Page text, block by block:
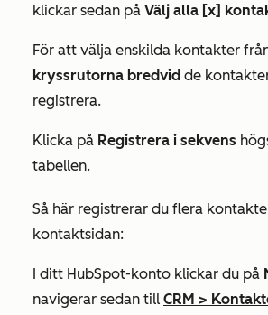
klickar sedan på Välj alla [x]
För att välja enskilda kontakter
kryssrutorna bredvid de
registrera.
Klicka på Registrera i sekvens
tabellen.
Så här registrerar du flera
kontaktsidan:
I ditt HubSpot-konto klickar du på
navigerar sedan till CRM >